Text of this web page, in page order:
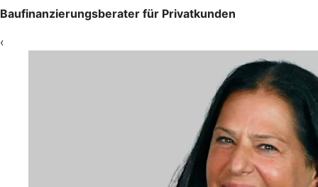
Baufinanzierungsberater für Privatkunden
‹